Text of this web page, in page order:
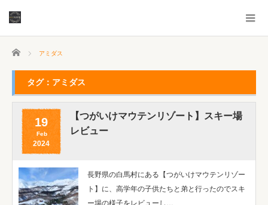
ホーム アミダス
タグ：アミダス
19
Feb
2024
【つがいけマウテンリゾート】スキー場
レビュー
長野県の白馬村にある【つがいけマウテンリゾー
ト】に、高学年の子供たちと弟と行ったのでスキ
ー場の様子をレビューし…